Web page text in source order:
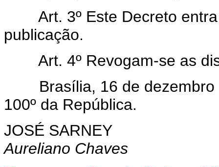
Art. 3º Este Decreto entra
publicação.
Art. 4º Revogam-se as
Brasília, 16 de dezembro
100º da República.
JOSÉ SARNEY
Aureliano Chaves